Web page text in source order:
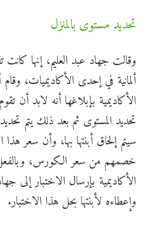
تحديد مستوى بالمنزل
وقالت جهاد عبد العليم، إنها
ألمانية في إحدى الأكاديميات، وقام
الأكاديمية بإبلاغها أنه لابد أن
تحديد المستوى ثم بعد ذلك يتم
خصمهم من سعر الكورس، وبالفعل
الأكاديمية بإرسال الاختبار إلى
وإعطاءه لأبنتها بحل هذا الاختبار.